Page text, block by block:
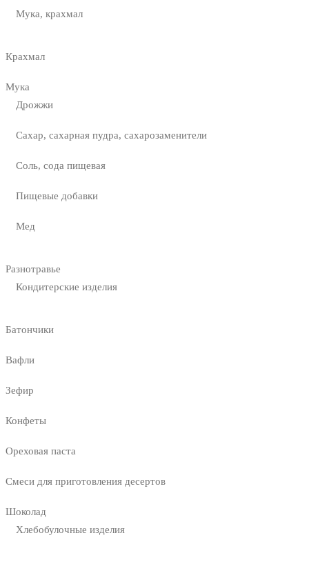
Мука, крахмал
Крахмал
Мука
Дрожжи
Сахар, сахарная пудра, сахарозаменители
Соль, сода пищевая
Пищевые добавки
Мед
Разнотравье
Кондитерские изделия
Батончики
Вафли
Зефир
Конфеты
Ореховая паста
Смеси для приготовления десертов
Шоколад
Хлебобулочные изделия